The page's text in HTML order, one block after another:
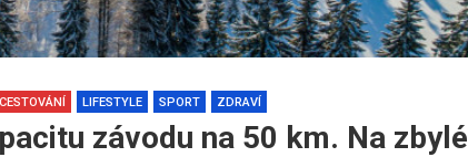
CESTOVÁNÍ LIFESTYLE SPORT ZDRAVÍ
závodu na 50 km. Na zbylé